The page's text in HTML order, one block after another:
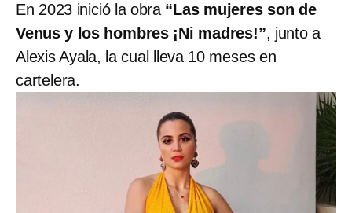
En 2023 inició la obra “Las mujeres son de
Venus y los hombres ¡Ni madres!”, junto a
Alexis Ayala, la cual lleva 10 meses en
cartelera.